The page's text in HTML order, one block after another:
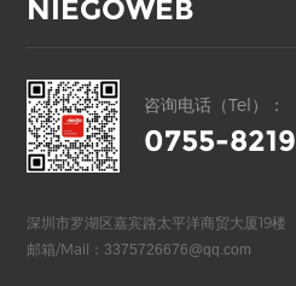
NIEGOWEB
咨询电话（Tel）：
0755-
深圳市罗湖区嘉宾路太平洋商贸大厦19楼
邮箱/Mail： 3375726676@qq.com